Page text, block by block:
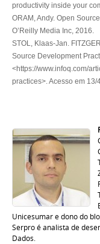
productivity inside your
ORAM, Andy. Open
O’Reilly Media Inc, 2016.
STOL, Klaas-Jan.
Source Development
<https://www.infoq.com/
practices>. Acesso em 13/
Unicesumar e dono do
Serpro é analista de
Dados.